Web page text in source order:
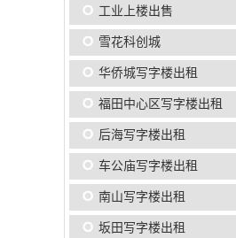
工业上楼出售
雪花科创城
华侨城写字楼出租
福田中心区写字楼出租
后海写字楼出租
车公庙写字楼出租
南山写字楼出租
坂田写字楼出租